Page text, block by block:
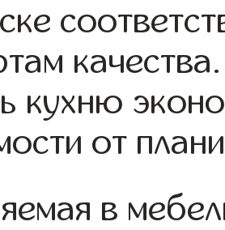
кухню
от
в